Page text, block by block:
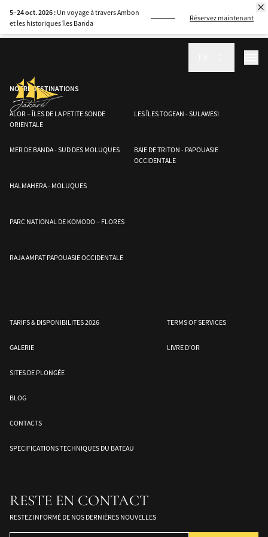
5–24 oct. 2026 : Un voyage à travers Ambon
et les historiques îles Banda
Réservez maintenant
Moluques
Découvrez les merveilles cachées des îles Banggai et Togean avec Audrey,
directrice de croisière du Jakaré. Ce voyage révèle une beauté intacte et
une culture fascinante.
NOTRE DESTINATIONS
ALOR – ÎLES DE LA PETITE SONDE
ORIENTALE
MER DE BANDA - SUD DES MOLUQUES
HALMAHERA - MOLUQUES
PARC NATIONAL DE KOMODO – FLORES
RAJA AMPAT PAPOUASIE OCCIDENTALE
LES ÎLES TOGEAN - SULAWESI
BAIE DE TRITON - PAPOUASIE
OCCIDENTALE
TARIFS & DISPONIBILITES 2026
GALERIE
SITES DE PLONGÉE
BLOG
CONTACTS
SPECIFICATIONS TECHNIQUES DU BATEAU
TERMS OF SERVICES
LIVRE D’OR
RESTE EN CONTACT
RESTEZ INFORMÉ DE NOS DERNIÈRES NOUVELLES